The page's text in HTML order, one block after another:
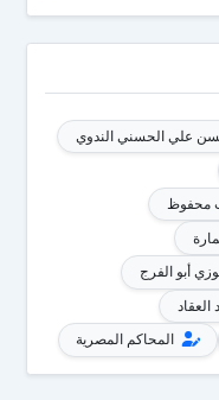
علي الحسني الندوي
محفوظ
أبو الفرج
المحاكم المصرية